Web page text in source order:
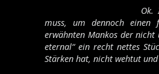
Ok.
muss, um dennoch einen
erwähnten Mankos der nicht
eternal“ ein recht nettes
Stärken hat, nicht wehtut